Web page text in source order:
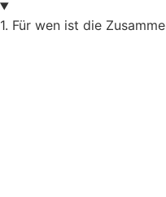
1. Für wen ist die